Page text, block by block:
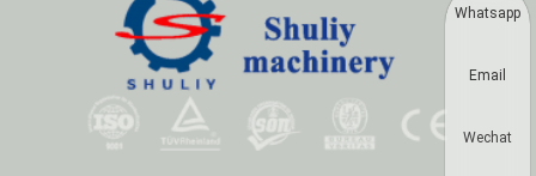
Whatsapp
Email
Wechat